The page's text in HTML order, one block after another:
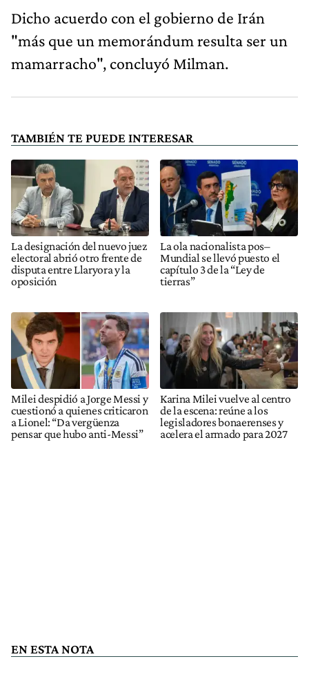
Dicho acuerdo con el gobierno de Irán
"más que un memorándum resulta ser un
mamarracho", concluyó Milman.
TAMBIÉN TE PUEDE INTERESAR
La designación del nuevo juez
electoral abrió otro frente de
disputa entre Llaryora y la
oposición
La ola nacionalista pos–
Mundial se llevó puesto el
capítulo 3 de la “Ley de
tierras”
Milei despidió a Jorge Messi y
cuestionó a quienes criticaron
a Lionel: “Da vergüenza
pensar que hubo anti-Messi”
Karina Milei vuelve al centro
de la escena: reúne a los
legisladores bonaerenses y
acelera el armado para 2027
EN ESTA NOTA